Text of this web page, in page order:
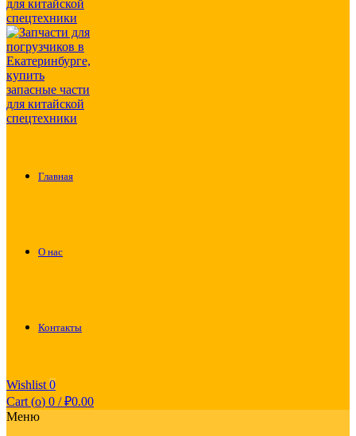
Главная
О нас
Контакты
Wishlist 0
Cart (o) 0 / ₽0.00
Меню